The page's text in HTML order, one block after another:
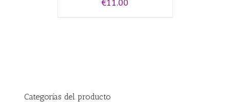
Categorías del producto